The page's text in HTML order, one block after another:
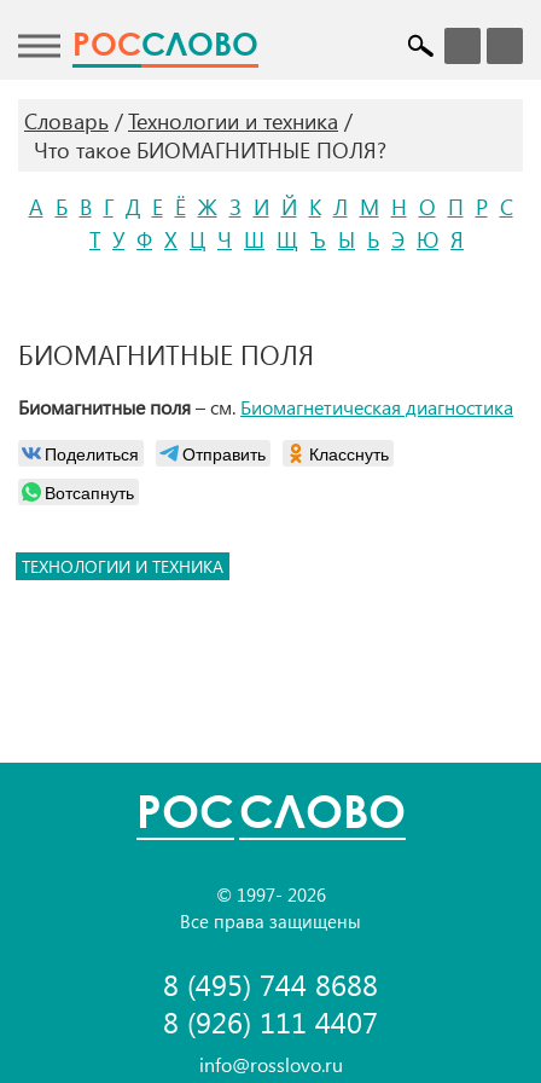
POCСЛОВО
Словарь
Технологии и техника
Что такое БИОМАГНИТНЫЕ ПОЛЯ?
А Б В Г Д Е Ё Ж З И Й К Л М Н О П Р С
Т У Ф Х Ц Ч Ш Щ Ъ Ы Ь Э Ю Я
БИОМАГНИТНЫЕ ПОЛЯ
Биомагнитные поля– см. Биомагнетическая диагностика
Поделиться Отправить
Класснуть
Вотсапнуть
ТЕХНОЛОГИИ И ТЕХНИКА
POCСЛОВО
© 1997- 2026
Все права защищены
8 (495) 744 8688
8 (926) 111 4407
info@rosslovo.ru